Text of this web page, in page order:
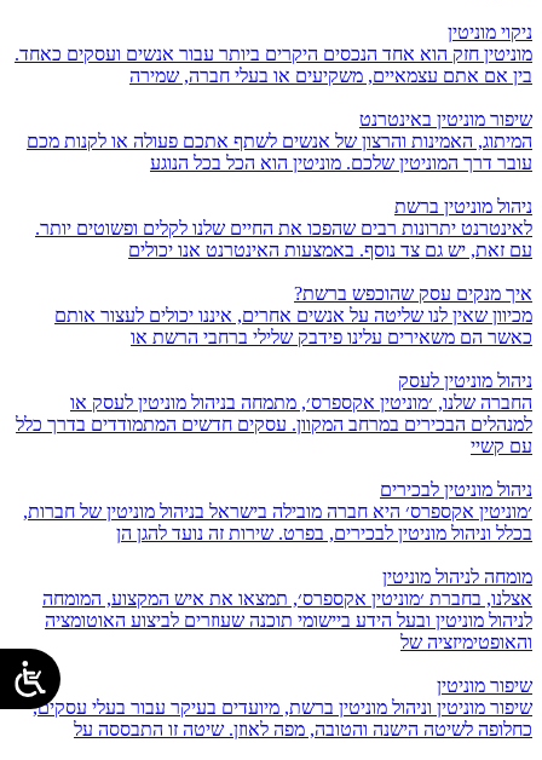
ניקוי מוניטין
מוניטין חזק הוא אחד הנכסים היקרים ביותר עבור אנשים ועסקים כאחד.
בין אם אתם עצמאיים, משקיעים או בעלי חברה, שמירה
שיפור מוניטין באינטרנט
המיתוג, האמינות והרצון של אנשים לשתף אתכם פעולה או לקנות מכם
עובר דרך המוניטין שלכם. מוניטין הוא הכל בכל הנוגע
ניהול מוניטין ברשת
לאינטרנט יתרונות רבים שהפכו את החיים שלנו לקלים ופשוטים יותר.
עם זאת, יש גם צד נוסף. באמצעות האינטרנט אנו יכולים
איך מנקים עסק שהוכפש ברשת?
מכיוון שאין לנו שליטה על אנשים אחרים, איננו יכולים לעצור אותם
כאשר הם משאירים עלינו פידבק שלילי ברחבי הרשת או
ניהול מוניטין לעסק
החברה שלנו, ׳מוניטין אקספרס׳, מתמחה בניהול מוניטין לעסק או
למנהלים הבכירים במרחב המקוון. עסקים חדשים המתמודדים בדרך כלל
עם קשיי
ניהול מוניטין לבכירים
׳מוניטין אקספרס׳ היא חברה מובילה בישראל בניהול מוניטין של חברות,
בכלל וניהול מוניטין לבכירים, בפרט. שירות זה נועד להגן הן
מומחה לניהול מוניטין
אצלנו, בחברת ׳מוניטין אקספרס׳, תמצאו את איש המקצוע, המומחה
לניהול מוניטין ובעל הידע ביישומי תוכנה שעוזרים לביצוע האוטומציה
והאופטימיזציה של
שיפור מוניטין
שיפור מוניטין וניהול מוניטין ברשת, מיועדים בעיקר עבור בעלי עסקים,
כחלופה לשיטה הישנה והטובה, מפה לאוזן. שיטה זו התבססה על